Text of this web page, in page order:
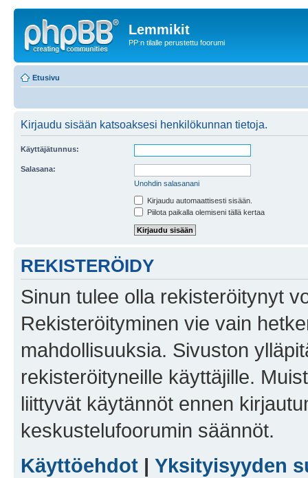
Lemmikit
PP:n tilalle perustettu foorumi
Etusivu
Kirjaudu sisään katsoaksesi henkilökunnan tietoja.
Käyttäjätunnus:
Salasana:
Unohdin salasanani
Kirjaudu automaattisesti sisään.
Piilota paikalla olemiseni tällä kertaa
REKISTERÖIDY
Sinun tulee olla rekisteröitynyt
Rekisteröityminen vie vain
mahdollisuuksia. Sivuston
rekisteröityneille käyttäjille.
liittyvät käytännöt ennen
keskustelufoorumin säännöt.
Käyttöehdot | Yksityisyyden